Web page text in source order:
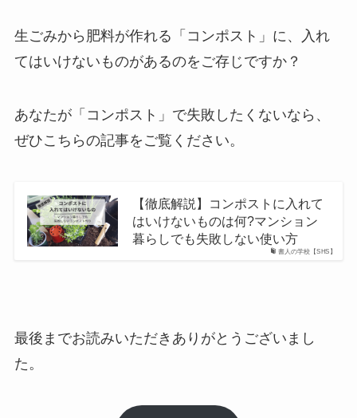
生ごみから肥料が作れる「コンポスト」に、入れ
てはいけないものがあるのをご存じですか？
あなたが「コンポスト」で失敗したくないなら、
ぜひこちらの記事をご覧ください。
書人の学校【SHS】
【徹底解説】コンポストに入れて
はいけないものは何?マンション
暮らしでも失敗しない使い方
最後までお読みいただきありがとうございまし
た。